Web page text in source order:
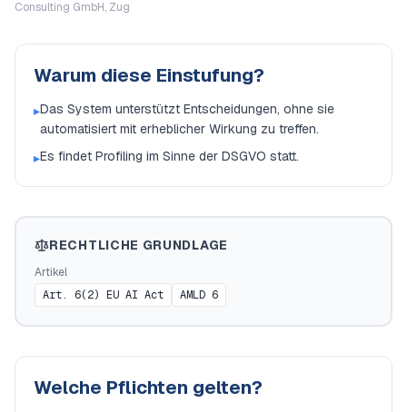
Consulting GmbH, Zug
Warum diese Einstufung?
▸Das System unterstützt Entscheidungen, ohne sie
automatisiert mit erheblicher Wirkung zu treffen.
▸Es findet Profiling im Sinne der DSGVO statt.
RECHTLICHE GRUNDLAGE
Artikel
Art. 6(2) EU AI Act
AMLD 6
Welche Pflichten gelten?